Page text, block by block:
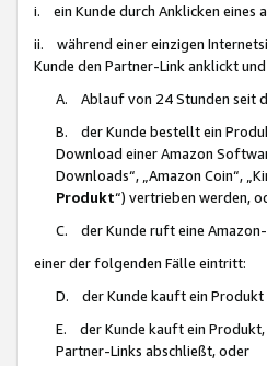
i. ein Kunde durch Anklicken eines
ii. während einer einzigen
Kunde den Partner-Link anklickt
A. Ablauf von 24 Stunden seit
B. der Kunde bestellt ein
Download einer Amazon
Downloads“, „Amazon Coin“,
Produkt“) vertrieben werden,
C. der Kunde ruft eine Amazon-
einer der folgenden Fälle eintritt:
D. der Kunde kauft ein
E. der Kunde kauft ein Produkt,
Partner-Links abschließt, oder